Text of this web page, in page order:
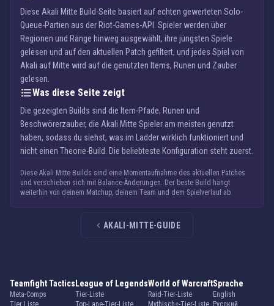
Diese Akali Mitte Build-Seite basiert auf echten gewerteten Solo-
Queue-Partien aus der Riot-Games-API. Spieler werden über
Regionen und Ränge hinweg ausgewählt, ihre jüngsten Spiele
gelesen und auf den aktuellen Patch gefiltert, und jedes Spiel von
Akali auf Mitte wird auf die genutzten Items, Runen und Zauber
gelesen.
Was diese Seite zeigt
Die gezeigten Builds sind die Item-Pfade, Runen und
Beschwörerzauber, die Akali Mitte Spieler am meisten genutzt
haben, sodass du siehst, was im Ladder wirklich funktioniert und
nicht einen Theorie-Build. Die beliebteste Konfiguration steht zuerst.
Diese Akali Mitte Builds sind eine Momentaufnahme des aktuellen Patches
und verschieben sich mit Balance-Änderungen. Der beste Build hängt
weiterhin von deinem Matchup, deinem Team und dem Spielverlauf ab.
AKALI-MITTE-GUIDE
Teamfight Tactics
Meta-Comps
Tier Liste
League of Legends
Tier-Liste
Top-Lane-Tier-Liste
World of Warcraft
Raid-Tier-Liste
Mythisch+-Tier-Liste
Sprache
English
Русский